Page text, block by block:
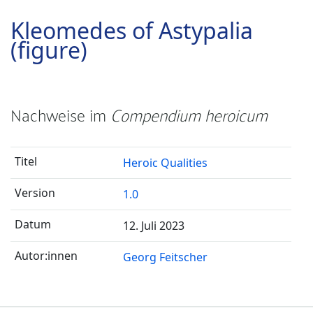
Kleomedes of Astypalia
(figure)
Nachweise im Compendium heroicum
Heroic Qualities
1.0
12. Juli 2023
Georg Feitscher